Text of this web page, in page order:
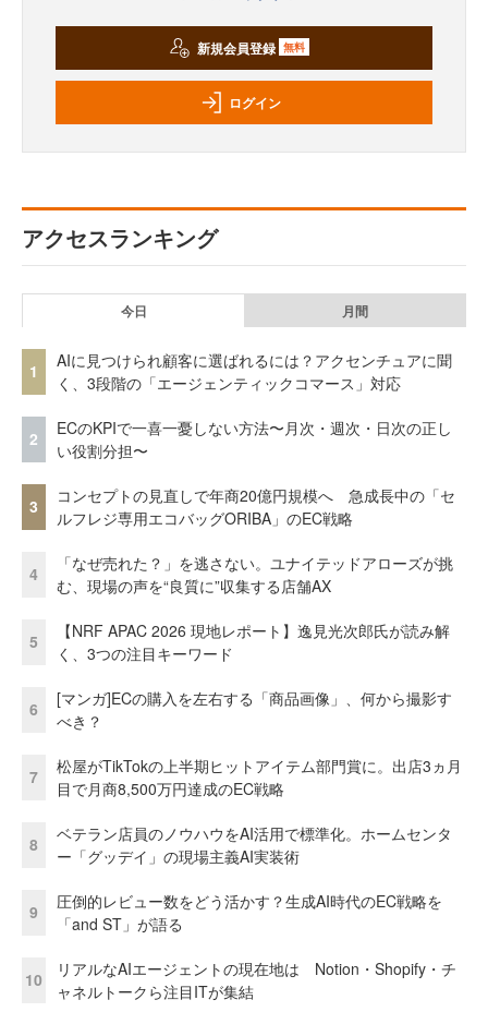
新規会員登録 無料
ログイン
アクセスランキング
今日 月間
1
AIに見つけられ顧客に選ばれるには？アクセンチュアに聞
く、3段階の「エージェンティックコマース」対応
2
ECのKPIで一喜一憂しない方法〜月次・週次・日次の正し
い役割分担〜
3
コンセプトの見直しで年商20億円規模へ 急成長中の「セ
ルフレジ専用エコバッグORIBA」のEC戦略
4
「なぜ売れた？」を逃さない。ユナイテッドアローズが挑
む、現場の声を“良質に”収集する店舗AX
5
【NRF APAC 2026 現地レポート】逸見光次郎氏が読み解
く、3つの注目キーワード
6
[マンガ]ECの購入を左右する「商品画像」、何から撮影す
べき？
7
松屋がTikTokの上半期ヒットアイテム部門賞に。出店3ヵ月
目で月商8,500万円達成のEC戦略
8
ベテラン店員のノウハウをAI活用で標準化。ホームセンタ
ー「グッデイ」の現場主義AI実装術
9
圧倒的レビュー数をどう活かす？生成AI時代のEC戦略を
「and ST」が語る
10
リアルなAIエージェントの現在地は Notion・Shopify・チ
ャネルトークら注目ITが集結